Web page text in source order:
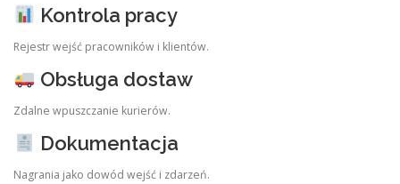
Kontrola pracy
Rejestr wejść pracowników i klientów.
Obsługa dostaw
Zdalne wpuszczanie kurierów.
Dokumentacja
Nagrania jako dowód wejść i zdarzeń.